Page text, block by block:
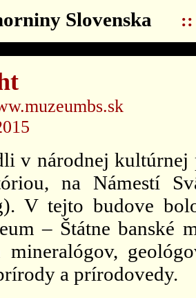
Slovenska ::
v národnej kultúrnej
na Námestí
V tejto budove
– Štátne banské
mineralógov,
a prírodovedy.